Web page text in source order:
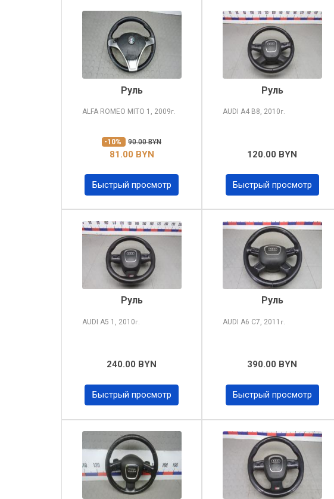
Руль
ALFA ROMEO MITO 1, 2009г.
-10% 90.00 BYN
81.00 BYN
Быстрый просмотр
Руль
AUDI A4 B8, 2010г.
120.00 BYN
Быстрый просмотр
Руль
AUDI A5 1, 2010г.
240.00 BYN
Быстрый просмотр
Руль
AUDI A6 C7, 2011 г.
390.00 BYN
Быстрый просмотр